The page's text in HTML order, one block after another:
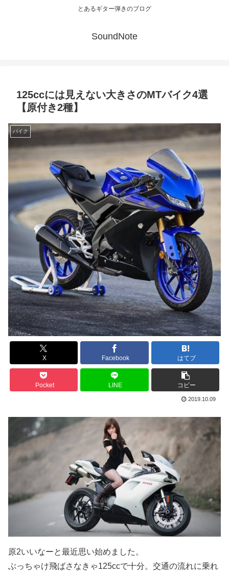
とあるギター弾きのブログ
SoundNote
125ccには見えない大きさのMTバイク4選
【原付き2種】
バイク
X Facebook はてブ
Pocket LINE コピー
2019.10.09
原2いいなーと最近思い始めました。
ぶっちゃけ飛ばさなきゃ125ccで十分。交通の流れに乗れ